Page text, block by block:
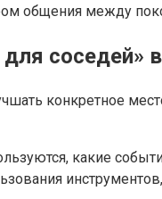
общения между
соседей»
конкретное
какие